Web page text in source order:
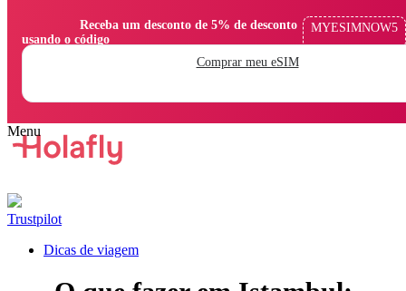
usando o código
MYESIMNOW5
Comprar meu eSIM
Trustpilot
Dicas de viagem